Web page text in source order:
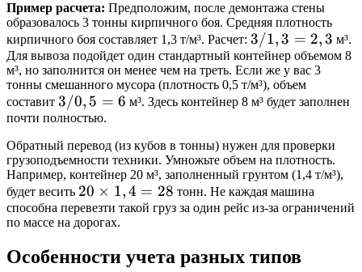
Пример расчета: Предположим, после демонтажа стены
образовалось 3 тонны кирпичного боя. Средняя плотность
кирпичного боя составляет 1,3 т/м³. Расчет: 3 /
1,3
=
2,3
3/1,3 = 2,3 м³.
Для вывоза подойдет один стандартный контейнер объемом 8
м³, но заполнится он менее чем на треть. Если же у вас 3
тонны смешанного мусора (плотность 0,5 т/м³), объем
составит 3 /
0,5
=
6
3/0, 5 = 6 м³. Здесь контейнер 8 м³ будет заполнен
почти полностью.
Обратный перевод (из кубов в тонны) нужен для проверки
грузоподъемности техники. Умножьте объем на плотность.
Например, контейнер 20 м³, заполненный грунтом (1,4 т/м³),
будет весить 20
\times
1,4 =
20 × 1,4 = 28 тонн. Не каждая машина
способна перевезти такой груз за один рейс из-за ограничений
по массе на дорогах.
Особенности учета разных типов